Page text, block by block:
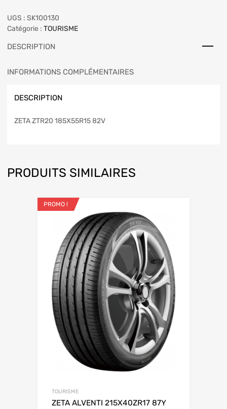
UGS : SK100130
Catégorie : TOURISME
DESCRIPTION
INFORMATIONS COMPLÉMENTAIRES
DESCRIPTION
ZETA ZTR20 185X55R15 82V
PRODUITS SIMILAIRES
PROMO !
TOURISME
ZETA ALVENTI 215X40ZR17 87Y